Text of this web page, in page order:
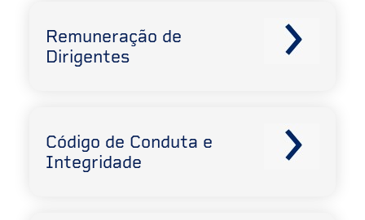
Remuneração de
Dirigentes
Código de Conduta e
Integridade